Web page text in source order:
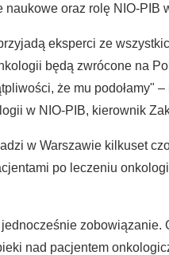
oraz rolę NIO-
eksperci ze
będą zwrócone na
że mu podołamy"
w NIO-PIB, kierownik
w Warszawie kilkuset
po leczeniu
nad pacjentem